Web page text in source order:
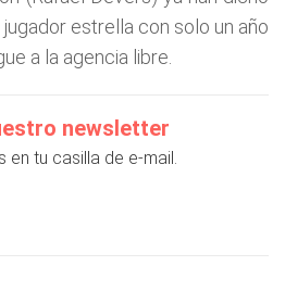
estrella con solo un año
a la agencia libre.
newsletter
en tu casilla de e-mail.